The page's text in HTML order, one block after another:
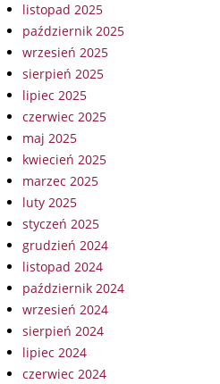
listopad 2025
październik 2025
wrzesień 2025
sierpień 2025
lipiec 2025
czerwiec 2025
maj 2025
kwiecień 2025
marzec 2025
luty 2025
styczeń 2025
grudzień 2024
listopad 2024
październik 2024
wrzesień 2024
sierpień 2024
lipiec 2024
czerwiec 2024